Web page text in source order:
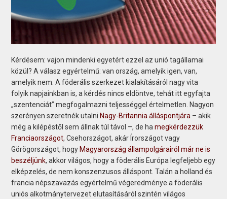
Kérdésem: vajon mindenki egyetért ezzel az unió tagállamai
közül? A válasz egyértelmű: van ország, amelyik igen, van,
amelyik nem. A föderális szerkezet kialakításáról nagy vita
folyik napjainkban is, a kérdés nincs eldöntve, tehát itt egyfajta
„szentenciát” megfogalmazni teljességgel értelmetlen. Nagyon
szerényen szeretnék utalni Nagy-Britannia álláspontjára – akik
még a kilépéstől sem állnak túl távol –, de hamegkérdezzük
Franciaországot, Csehországot, akár Írországot vagy
Görögországot, hogy Magyarország állampolgárairól már ne is
beszéljünk, akkor világos, hogy a föderális Európa legfeljebb egy
elképzelés, de nem konszenzusos álláspont. Talán a holland és
francia népszavazás egyértelmű végeredménye a föderális
uniós alkotmánytervezet elutasításáról szintén világos